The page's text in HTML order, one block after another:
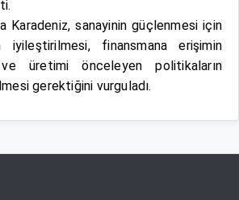
Karadeniz, sanayinin güçlenmesi için
iyileştirilmesi, finansmana erişimin
ve üretimi önceleyen politikaların
gerektiğini vurguladı.